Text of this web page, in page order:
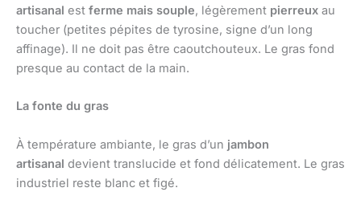
artisanal est ferme mais souple, légèrement pierreux au
toucher (petites pépites de tyrosine, signe d’un long
affinage). Il ne doit pas être caoutchouteux. Le gras fond
presque au contact de la main.
La fonte du gras
À température ambiante, le gras d’un jambon
artisanal devient translucide et fond délicatement. Le gras
industriel reste blanc et figé.